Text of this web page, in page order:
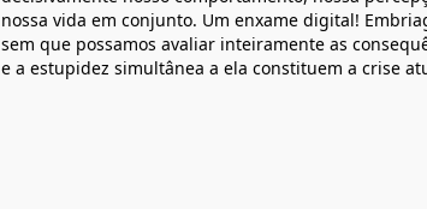
nossa vida em conjunto. Um enxame digital!
sem que possamos avaliar inteiramente as
e a estupidez simultânea a ela constituem a crise